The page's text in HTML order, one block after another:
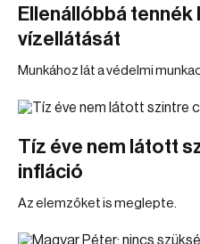
Ellenállóbbá tennék
vízellátását
Munkához lát a védelmi
Tíz éve nem látott
infláció
Az elemzőket is meglepte.